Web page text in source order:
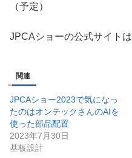
（予定）
JPCAショーの公式サイトは
関連
JPCAショー2023で気になっ
たのはオンテックさんのAIを
使った部品配置
2023年7月30日
基板設計